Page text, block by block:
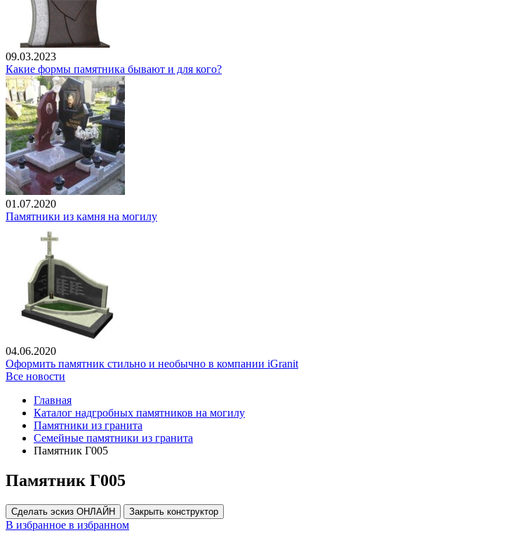
09.03.2023
Какие формы памятника бывают и для кого?
01.07.2020
Памятники из камня на могилу
04.06.2020
Оформить памятник стильно и необычно в компании iGranit
Все новости
Главная
Каталог надгробных памятников на могилу
Памятники из гранита
Семейные памятники из гранита
Памятник Г005
Памятник Г005
Сделать эскиз ОНЛАЙН Закрыть конструктор
В избранное в избранном